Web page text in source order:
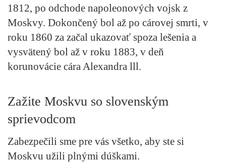
1812, po odchode napoleonových vojsk z
Moskvy. Dokončený bol až po cárovej smrti, v
roku 1860 za začal ukazovať spoza lešenia a
vysvätený bol až v roku 1883, v deň
korunovácie cára Alexandra lll.
Zažite Moskvu so slovenským
sprievodcom
Zabezpečili sme pre vás všetko, aby ste si
Moskvu užili plnými dúškami.